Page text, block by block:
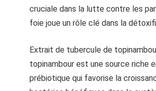
cruciale dans la lutte contre les
foie joue un rôle clé dans la
Extrait de tubercule de
topinambour est une source riche
prébiotique qui favorise la